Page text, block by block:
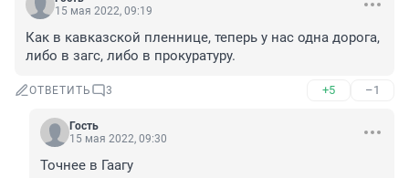
15 мая 2022, 09:19
Как в кавказской пленнице, теперь у нас одна дорога,
либо в загс, либо в прокуратуру.
ОТВЕТИТЬ 3 +5 –1
Гость
15 мая 2022, 09:30
Точнее в Гаагу